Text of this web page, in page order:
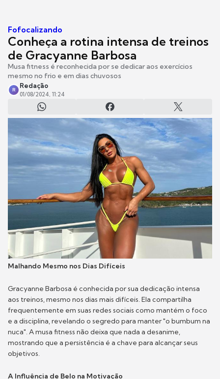
Fofocalizando
Conheça a rotina intensa de treinos
de Gracyanne Barbosa
Musa fitness é reconhecida por se dedicar aos exercícios
mesmo no frio e em dias chuvosos
R
Redação
01/08/2024, 11:24
Malhando Mesmo nos Dias Difíceis
Gracyanne Barbosa é conhecida por sua dedicação intensa
aos treinos, mesmo nos dias mais difíceis. Ela compartilha
frequentemente em suas redes sociais como mantém o foco
e a disciplina, revelando o segredo para manter "o bumbum na
nuca". A musa fitness não deixa que nada a desanime,
mostrando que a persistência é a chave para alcançar seus
objetivos.
A Influência de Belo na Motivação